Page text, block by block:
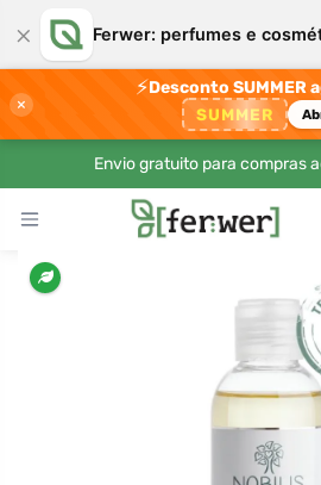
× Ferwer: perfumes e
×
⚡Desconto SUMMER
SUMMER
Envio gratuito para compras